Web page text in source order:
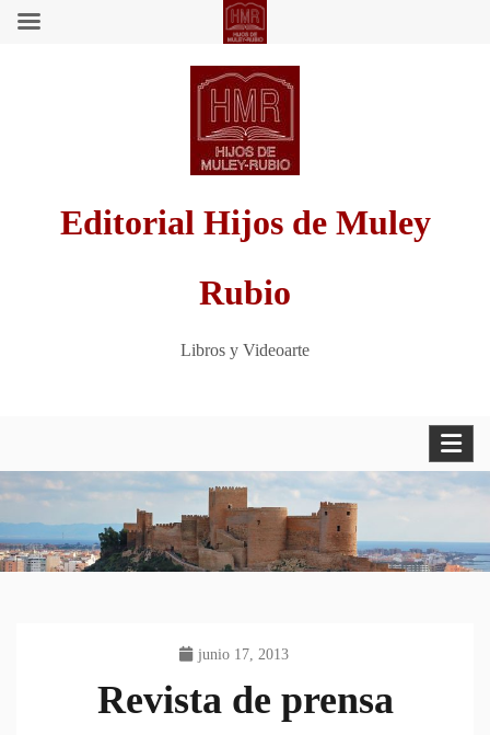
Editorial Hijos de Muley
Rubio
Libros y Videoarte
junio 17, 2013
Revista de prensa